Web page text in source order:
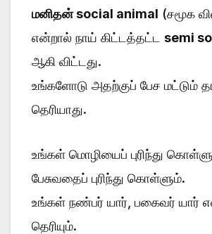
மனிதன் social animal (சமூக
என்றால் நாய் கிட்டத்தட்ட semi
ஆகி விட்டது.
உங்களோடு அதற்குப் பேச மட்டும்
தெரியாது.
உங்கள் மொழியைப் புரிந்து
பேசுவதைப் புரிந்து கொள்ளும்.
உங்கள் நண்பர் யார், பகைவர் யார்
தெரியும்.